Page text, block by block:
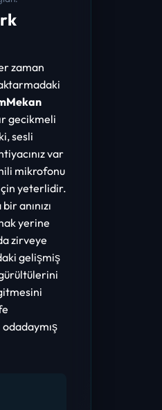
zaman
gecikmeli
sesli
var
mikrofonu
yeterlidir.
anınızı
yerine
zirveye
gelişmiş
odadaymış